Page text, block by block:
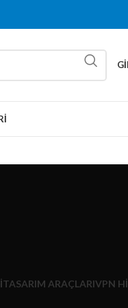
TASARIM ARAÇLARIVPN